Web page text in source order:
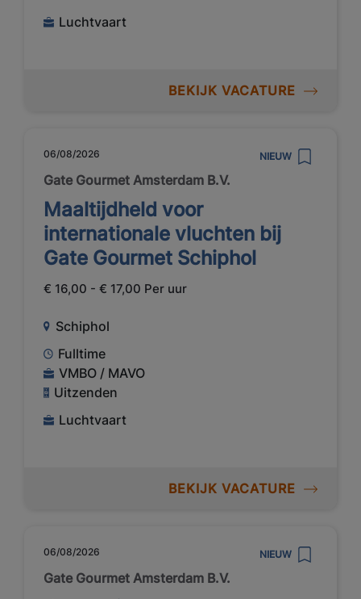
Luchtvaart
BEKIJK VACATURE
06/08/2026 NIEUW
Gate Gourmet Amsterdam B.V.
Maaltijdheld voor
internationale vluchten bij
Gate Gourmet Schiphol
€ 16,00 - € 17,00 Per uur
Schiphol
Fulltime
VMBO / MAVO
Uitzenden
Luchtvaart
BEKIJK VACATURE
06/08/2026 NIEUW
Gate Gourmet Amsterdam B.V.